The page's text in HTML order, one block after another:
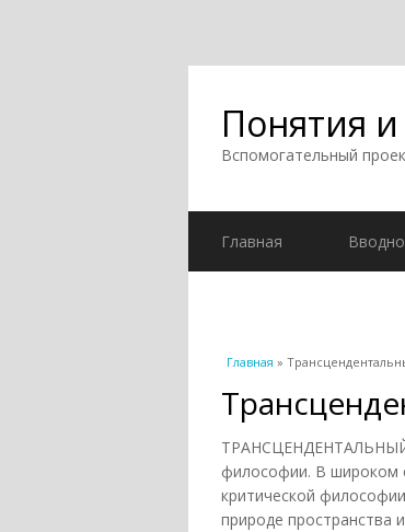
Понятия
Вспомогательный
Главная
Вы здесь
Главная »
ТРАНСЦЕНДЕНТАЛЬНЫЙ
философии. В широком
критической
природе пространства